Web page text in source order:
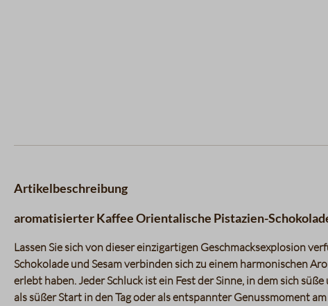
Artikelbeschreibung
aromatisierter Kaffee Orientalische Pistazien-
Lassen Sie sich von dieser einzigartigen Geschmacksexplosion
Schokolade und Sesam verbinden sich zu einem harmonischen
erlebt haben. Jeder Schluck ist ein Fest der Sinne, in dem sich
als süßer Start in den Tag oder als entspannter Genussmoment